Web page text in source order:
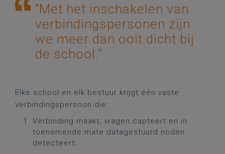
“Met het inschakelen van
verbindingspersonen zijn
we meer dan ooit dicht bij
de school.”
Elke school en elk bestuur krijgt één vaste
verbindingspersoon die:
Verbinding maakt, vragen capteert en in
toenemende mate datagestuurd noden
detecteert;